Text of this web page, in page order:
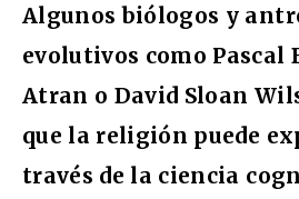
Algunos biólogos y
evolutivos como Pascal
Atran o David Sloan
que la religión puede
través de la ciencia